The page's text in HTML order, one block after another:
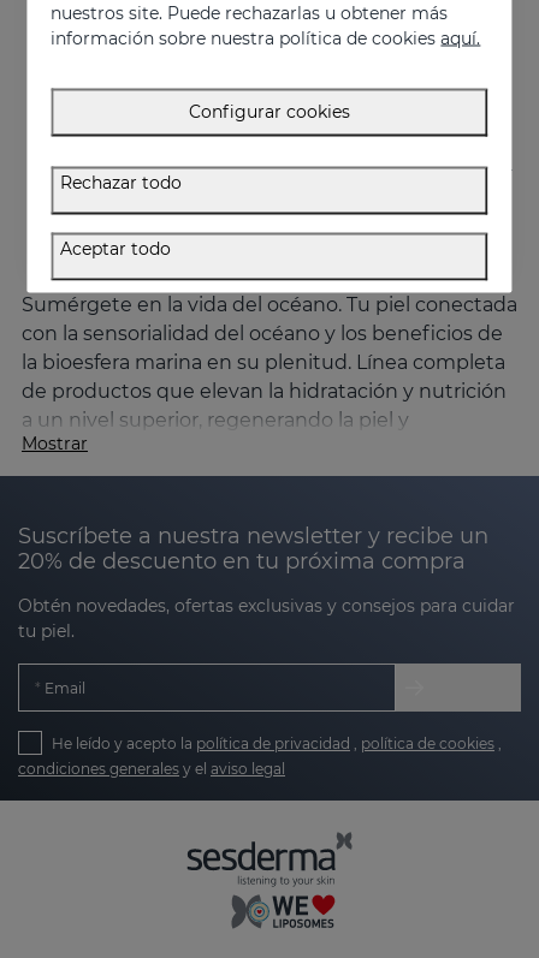
OCEANSKIN Gel Limpiador
Limpiador con 3 fases de transformación que limpia, desmaquilla y cuida la piel
18.50 €
PACK Confort Hidratante
74.95 €
Sumérgete en la vida del océano. Tu piel conectada
con la sensorialidad del océano y los beneficios de
la bioesfera marina en su plenitud. Línea completa
de productos que elevan la hidratación y nutrición
a un nivel superior, regenerando la piel y
recuperando su elasticidad natural. Especialmente
recomendado para cuidar las pieles secas o
contrarrestar los efectos del envejecimiento de la
piel.
Mostrar
Suscríbete a nuestra newsletter y recibe un
20% de descuento en tu próxima compra
Obtén novedades, ofertas exclusivas y consejos para cuidar
tu piel.
Email
He leído y acepto la política de privacidad política de cookies
condiciones generales y el aviso legal
nuestros site. Puede rechazarlas u obtener más
información sobre nuestra política de cookiesaquí.
Configurar cookies
Rechazar todo
Aceptar todo